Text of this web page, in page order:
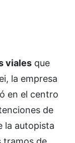
viales que
la empresa
en el centro
de
la autopista